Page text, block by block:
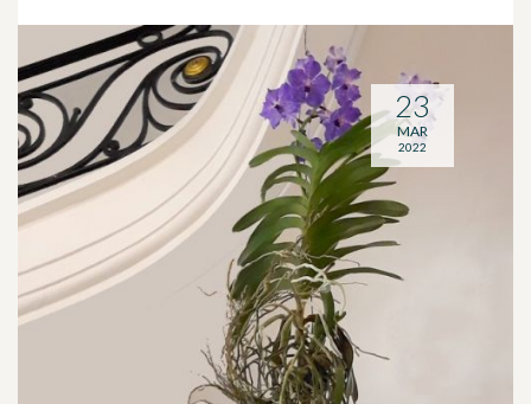
23
MAR
2022